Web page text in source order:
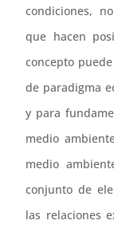
condiciones,
que hacen
concepto
de paradigma
y para
medio
medio
conjunto de
las relaciones